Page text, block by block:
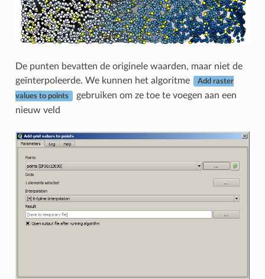
De punten bevatten de originele waarden, maar niet de
geïnterpoleerde. We kunnen het algoritme
Add raster
values to points
gebruiken om ze toe te voegen aan een
nieuw veld